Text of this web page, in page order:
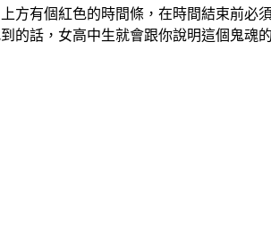
方有個紅色的時間條，在時間結束前
的話，女高中生就會跟你說明這個鬼魂